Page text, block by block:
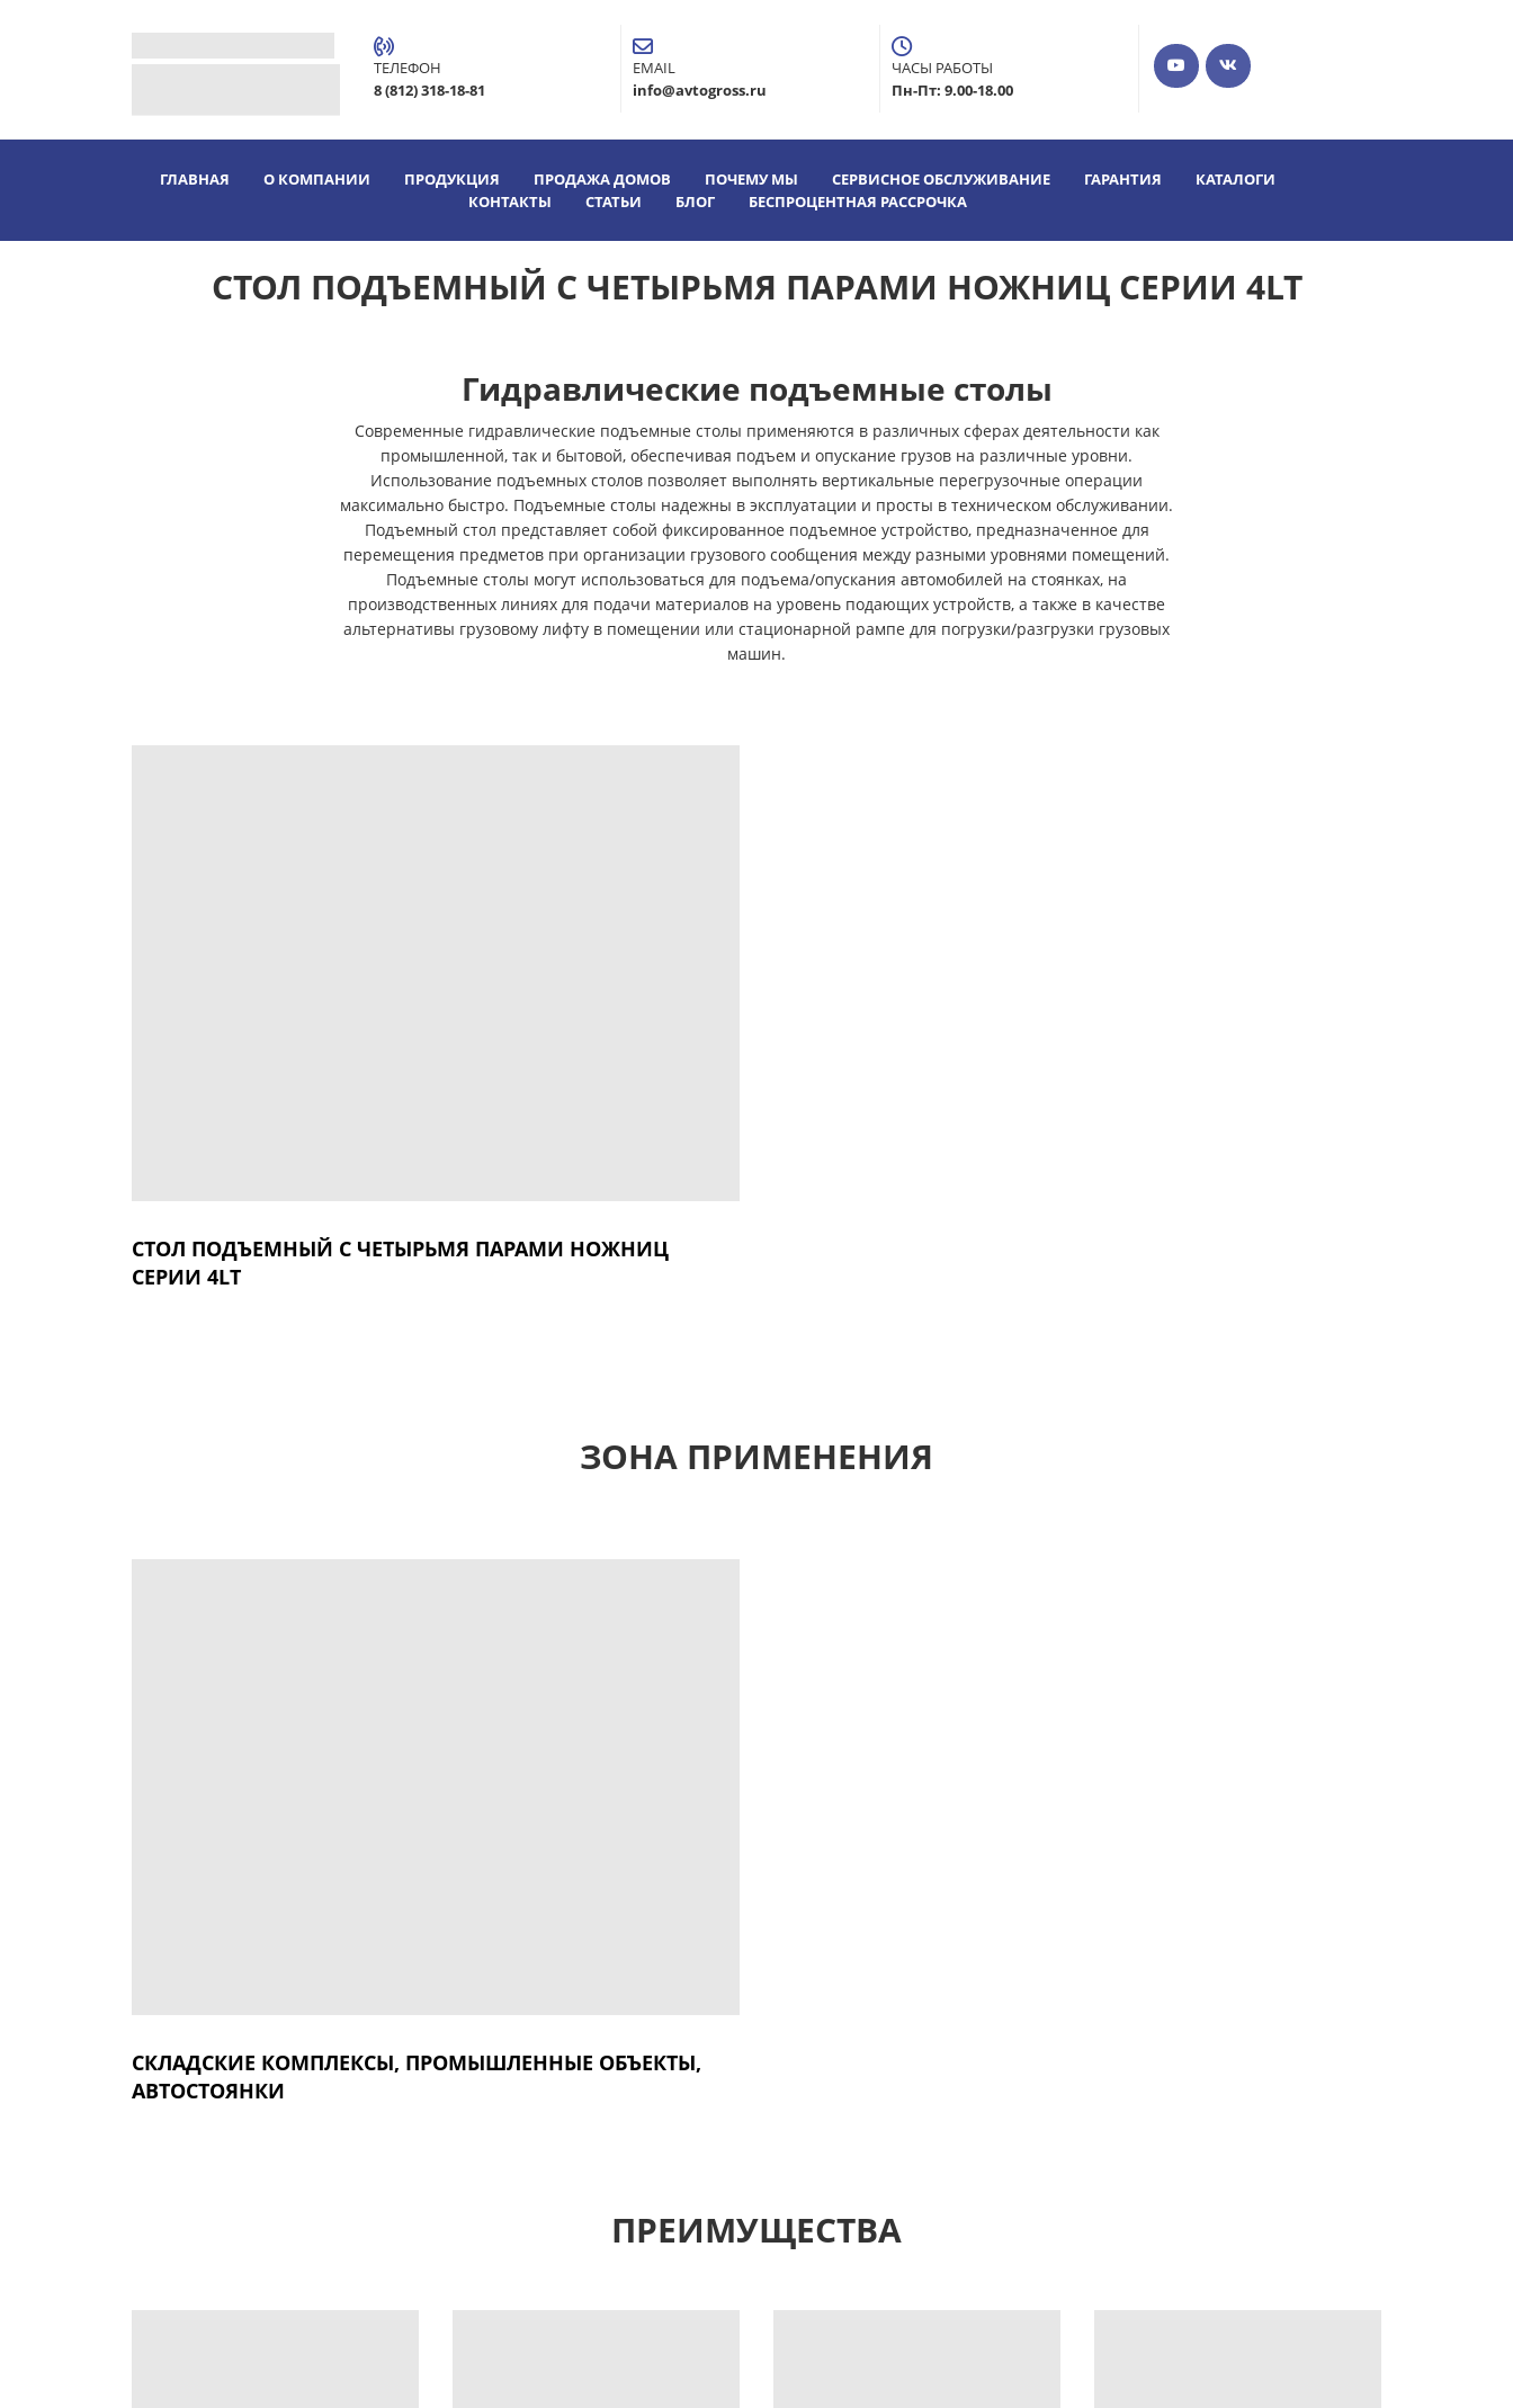
ТЕЛЕФОН
8 (812) 318-18-81
EMAIL
info@avtogross.ru
ЧАСЫ РАБОТЫ
Пн-Пт: 9.00-18.00
ГЛАВНАЯ О КОМПАНИИ ПРОДУКЦИЯ ПРОДАЖА ДОМОВ ПОЧЕМУ МЫ СЕРВИСНОЕ ОБСЛУЖИВАНИЕ ГАРАНТИЯ
КАТАЛОГИ
КОНТАКТЫ
СТАТЬИ БЛОГ БЕСПРОЦЕНТНАЯ РАССРОЧКА
СТОЛ ПОДЪЕМНЫЙ С ЧЕТЫРЬМЯ ПАРАМИ НОЖНИЦ СЕРИИ 4LT
Гидравлические подъемные столы
Современные гидравлические подъемные столы применяются в различных сферах деятельности как
промышленной, так и бытовой, обеспечивая подъем и опускание грузов на различные уровни.
Использование подъемных столов позволяет выполнять вертикальные перегрузочные операции
максимально быстро. Подъемные столы надежны в эксплуатации и просты в техническом обслуживании.
Подъемный стол представляет собой фиксированное подъемное устройство, предназначенное для
перемещения предметов при организации грузового сообщения между разными уровнями помещений.
Подъемные столы могут использоваться для подъема/опускания автомобилей на стоянках, на
производственных линиях для подачи материалов на уровень подающих устройств, а также в качестве
альтернативы грузовому лифту в помещении или стационарной рампе для погрузки/разгрузки грузовых
машин.
СТОЛ ПОДЪЕМНЫЙ С ЧЕТЫРЬМЯ ПАРАМИ НОЖНИЦ
СЕРИИ 4LT
ЗОНА ПРИМЕНЕНИЯ
СКЛАДСКИЕ КОМПЛЕКСЫ, ПРОМЫШЛЕННЫЕ ОБЪЕКТЫ,
АВТОСТОЯНКИ
ПРЕИМУЩЕСТВА